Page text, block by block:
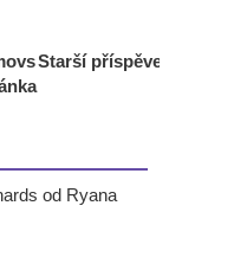
Starší příspěvek
od Ryana